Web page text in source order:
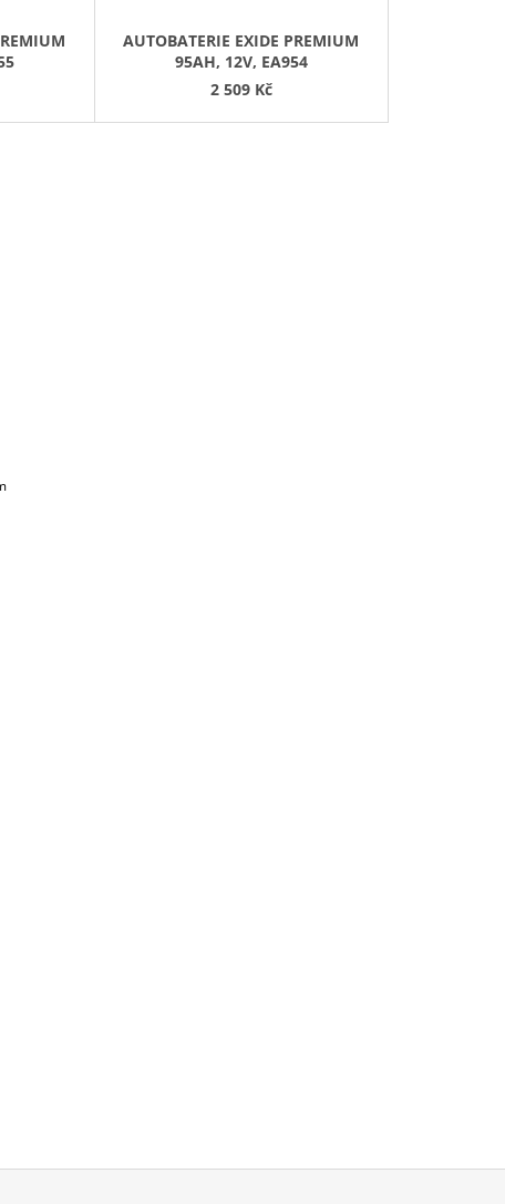
AUTOBATERIE EXIDE PREMIUM
95AH, 12V, EA954
2 509 Kč